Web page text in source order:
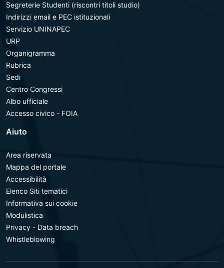
Segreterie Studenti (riscontri titoli studio)
Indirizzi email e PEC istituzionali
Servizio UNINAPEC
URP
Organigramma
Rubrica
Sedi
Centro Congressi
Albo ufficiale
Accesso civico - FOIA
Aiuto
Area riservata
Mappa del portale
Accessibilità
Elenco Siti tematici
Informativa sui cookie
Modulistica
Privacy - Data breach
Whistleblowing